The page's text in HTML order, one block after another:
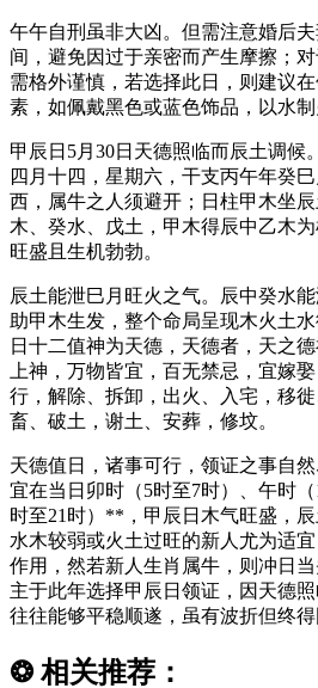
午午自刑虽非大凶。但需注意婚后
间，避免因过于亲密而产生摩擦；
需格外谨慎，若选择此日，则建议
素，如佩戴黑色或蓝色饰品，以水制
甲辰日5月30日天德照临而辰土调候
四月十四，星期六，干支丙午年癸
西，属牛之人须避开；日柱甲木坐
木、癸水、戊土，甲木得辰中乙木
旺盛且生机勃勃。
辰土能泄巳月旺火之气。辰中癸水
助甲木生发，整个命局呈现木火土
日十二值神为天德，天德者，天之
上神，万物皆宜，百无禁忌，宜嫁
行，解除、拆卸，出火、入宅，移
畜、破土，谢土、安葬，修坟。
天德值日，诸事可行，领证之事自
宜在当日卯时（5时至7时）、午时
时至21时）**，甲辰日木气旺盛，
水木较弱或火土过旺的新人尤为适
作用，然若新人生肖属牛，则冲日
主于此年选择甲辰日领证，因天德
往往能够平稳顺遂，虽有波折但终得
❂ 相关推荐：